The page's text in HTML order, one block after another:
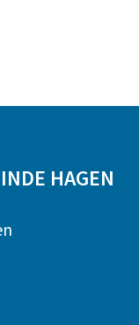
HAGEN